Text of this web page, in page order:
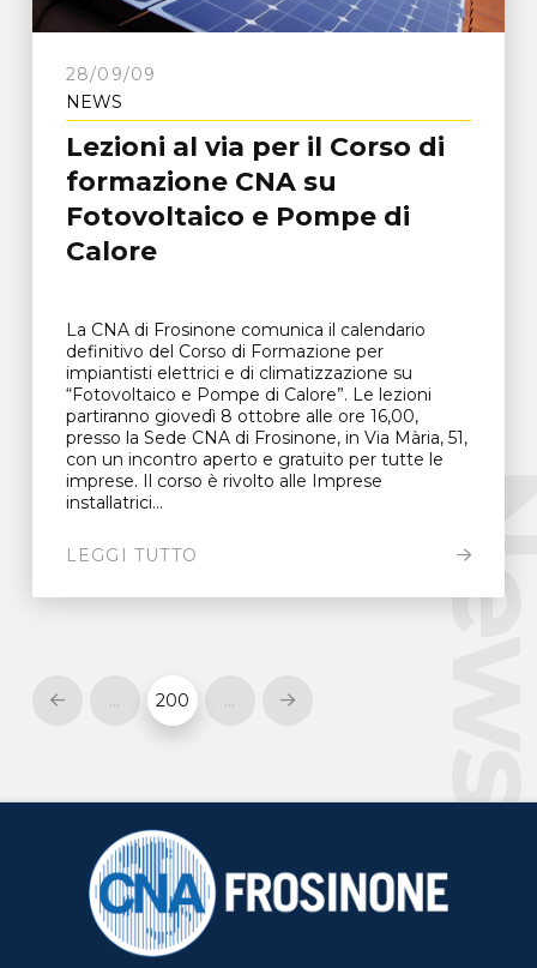
28/09/09
NEWS
Lezioni al via per il Corso di
formazione CNA su
Fotovoltaico e Pompe di
Calore
La CNA di Frosinone comunica il calendario
definitivo del Corso di Formazione per
impiantisti elettrici e di climatizzazione su
“Fotovoltaico e Pompe di Calore”. Le lezioni
partiranno giovedì 8 ottobre alle ore 16,00,
presso la Sede CNA di Frosinone, in Via Mària, 51,
con un incontro aperto e gratuito per tutte le
imprese. Il corso è rivolto alle Imprese
installatrici...
LEGGI TUTTO
Prev … 200 … Next